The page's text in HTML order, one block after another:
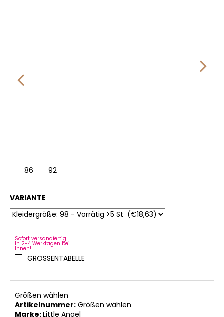
86 92
VARIANTE
Sofort versandfertig.
In 2-4 Werktagen bei
Ihnen!
GRÖSSENTABELLE
Größen wählen
Artikelnummer: Größen wählen
Marke:Little Angel